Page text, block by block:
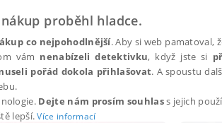
proběhl hladce.
co nejpohodlnější. Aby si web pamatoval,
vám nenabízeli detektivku, když jste si
pořád dokola přihlašovat. A spoustu
Dejte nám prosím souhlass jejich
lepší.Více informací